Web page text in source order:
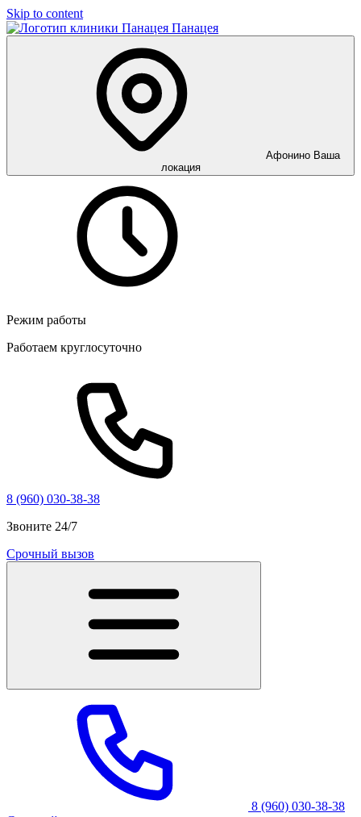
Skip to content
Панацея
Афонино Ваша
локация
Режим работы
Работаем круглосуточно
8 (960) 030-38-38
Звоните 24/7
Срочный вызов
8 (960) 030-38-38